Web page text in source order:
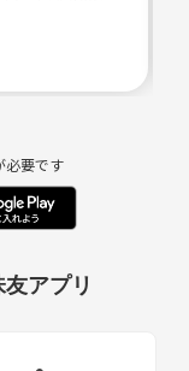
と思いますのでそちら
必要です
アプリ